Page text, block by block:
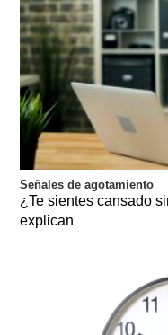
Señales de agotamiento
¿Te sientes cansado
explican